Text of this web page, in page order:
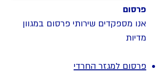
פרסום
אנו מספקדים שירותי פרסום במגוון
מדיות
פרסום למגזר החרדי